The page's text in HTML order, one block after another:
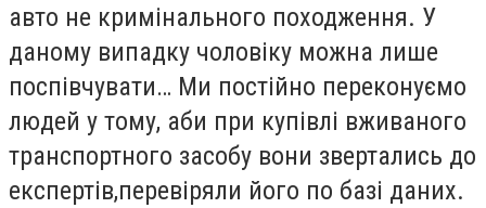
авто не кримінального походження. У
даному випадку чоловіку можна лише
поспівчувати… Ми постійно переконуємо
людей у тому, аби при купівлі вживаного
транспортного засобу вони звертались до
експертів,перевіряли його по базі даних.